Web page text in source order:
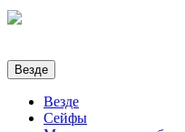
Везде
Везде
Сейфы